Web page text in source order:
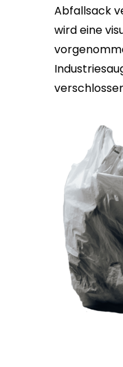
Abfallsack
wird eine